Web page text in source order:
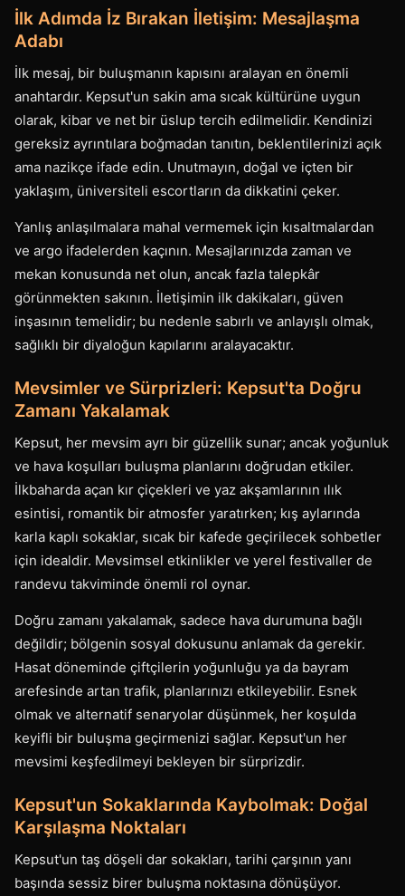
İlk Adımda İz Bırakan İletişim: Mesajlaşma
Adabı
İlk mesaj, bir buluşmanın kapısını aralayan en önemli
anahtardır. Kepsut'un sakin ama sıcak kültürüne uygun
olarak, kibar ve net bir üslup tercih edilmelidir. Kendinizi
gereksiz ayrıntılara boğmadan tanıtın, beklentilerinizi açık
ama nazikçe ifade edin. Unutmayın, doğal ve içten bir
yaklaşım, üniversiteli escortların da dikkatini çeker.
Yanlış anlaşılmalara mahal vermemek için kısaltmalardan
ve argo ifadelerden kaçının. Mesajlarınızda zaman ve
mekan konusunda net olun, ancak fazla talepkâr
görünmekten sakının. İletişimin ilk dakikaları, güven
inşasının temelidir; bu nedenle sabırlı ve anlayışlı olmak,
sağlıklı bir diyaloğun kapılarını aralayacaktır.
Mevsimler ve Sürprizleri: Kepsut'ta Doğru
Zamanı Yakalamak
Kepsut, her mevsim ayrı bir güzellik sunar; ancak yoğunluk
ve hava koşulları buluşma planlarını doğrudan etkiler.
İlkbaharda açan kır çiçekleri ve yaz akşamlarının ılık
esintisi, romantik bir atmosfer yaratırken; kış aylarında
karla kaplı sokaklar, sıcak bir kafede geçirilecek sohbetler
için idealdir. Mevsimsel etkinlikler ve yerel festivaller de
randevu takviminde önemli rol oynar.
Doğru zamanı yakalamak, sadece hava durumuna bağlı
değildir; bölgenin sosyal dokusunu anlamak da gerekir.
Hasat döneminde çiftçilerin yoğunluğu ya da bayram
arefesinde artan trafik, planlarınızı etkileyebilir. Esnek
olmak ve alternatif senaryolar düşünmek, her koşulda
keyifli bir buluşma geçirmenizi sağlar. Kepsut'un her
mevsimi keşfedilmeyi bekleyen bir sürprizdir.
Kepsut'un Sokaklarında Kaybolmak: Doğal
Karşılaşma Noktaları
Kepsut'un taş döşeli dar sokakları, tarihi çarşının yanı
başında sessiz birer buluşma noktasına dönüşüyor.